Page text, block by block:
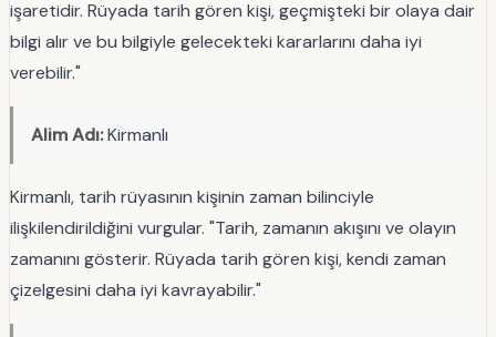
işaretidir. Rüyada tarih gören kişi, geçmişteki bir olaya dair
bilgi alır ve bu bilgiyle gelecekteki kararlarını daha iyi
verebilir."
Alim Adı:Kirmanlı
Kirmanlı, tarih rüyasının kişinin zaman bilinciyle
ilişkilendirildiğini vurgular. "Tarih, zamanın akışını ve olayın
zamanını gösterir. Rüyada tarih gören kişi, kendi zaman
çizelgesini daha iyi kavrayabilir."